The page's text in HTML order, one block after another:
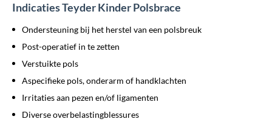
Indicaties Teyder Kinder Polsbrace
Ondersteuning bij het herstel van een polsbreuk
Post-operatief in te zetten
Verstuikte pols
Aspecifieke pols, onderarm of handklachten
Irritaties aan pezen en/of ligamenten
Diverse overbelastingblessures